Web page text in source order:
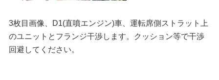
3枚目画像、D1(直噴エンジン)車、運転席側ストラット上
のユニットとフランジ干渉します。クッション等で干渉
回避してください。